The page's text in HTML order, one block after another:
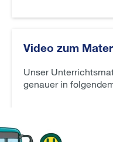
Video zum
Unser
genauer in